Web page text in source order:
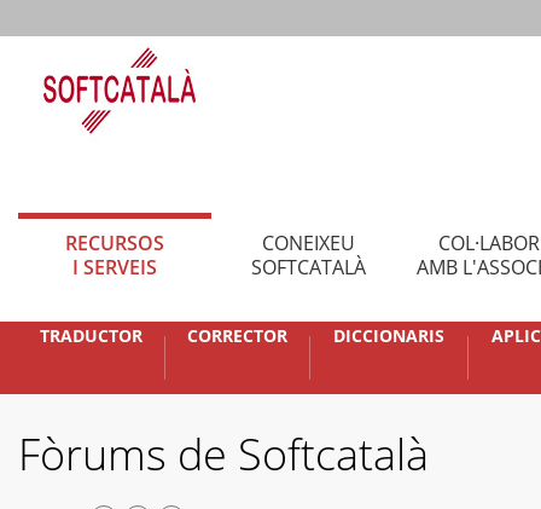
RECURSOS
I SERVEIS
CONEIXEU
SOFTCATALÀ
AMB
TRADUCTOR CORRECTOR DICCIONARIS
Fòrums de Softcatalà